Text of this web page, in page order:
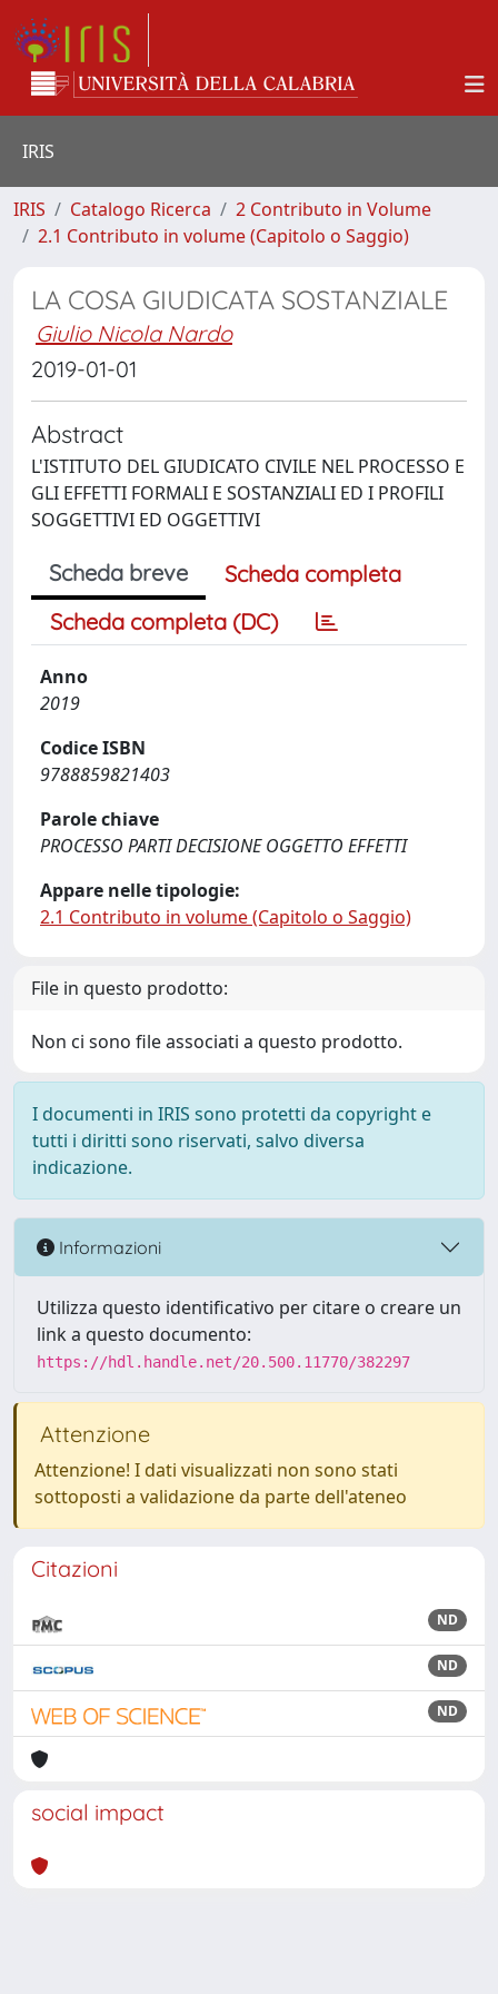
IRIS
IRIS Catalogo Ricerca
2 Contributo in Volume
2.1 Contributo in volume (Capitolo o Saggio)
LA COSA GIUDICATA SOSTANZIALE
Giulio Nicola Nardo
2019-01-01
Abstract
L'ISTITUTO DEL GIUDICATO CIVILE NEL PROCESSO E
GLI EFFETTI FORMALI E SOSTANZIALI ED I PROFILI
SOGGETTIVI ED OGGETTIVI
Scheda breve
Scheda completa
Scheda completa (DC)
Anno
2019
Codice ISBN
9788859821403
Parole chiave
PROCESSO PARTI DECISIONE OGGETTO EFFETTI
Appare nelle tipologie:
2.1 Contributo in volume (Capitolo o Saggio)
File in questo prodotto:
Non ci sono file associati a questo prodotto.
I documenti in IRIS sono protetti da copyright e
tutti i diritti sono riservati, salvo diversa
indicazione.
Informazioni
Utilizza questo identificativo per citare o creare un
link a questo documento:
https://hdl.handle.net/20.500.11770/382297
Attenzione
Attenzione! I dati visualizzati non sono stati
sottoposti a validazione da parte dell'ateneo
Citazioni
ND
ND
ND
social impact